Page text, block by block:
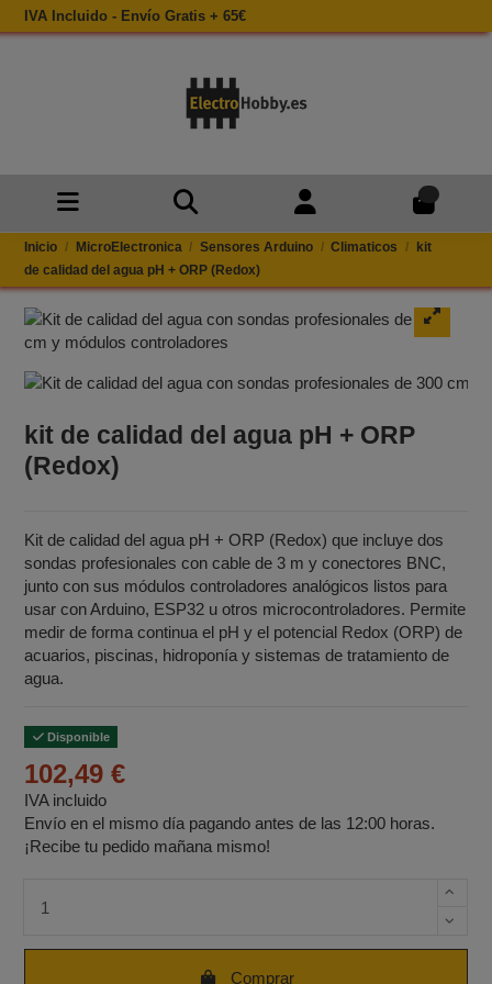
IVA Incluido - Envío Gratis + 65€
Inicio MicroElectronica Sensores Arduino Climaticos
kit
de calidad del agua pH + ORP (Redox)
kit de calidad del agua pH + ORP
(Redox)
Kit de calidad del agua pH + ORP (Redox) que incluye dos
sondas profesionales con cable de 3 m y conectores BNC,
junto con sus módulos controladores analógicos listos para
usar con Arduino, ESP32 u otros microcontroladores. Permite
medir de forma continua el pH y el potencial Redox (ORP) de
acuarios, piscinas, hidroponía y sistemas de tratamiento de
agua.
Disponible
102,49 €
IVA incluido
Envío en el mismo día pagando antes de las 12:00 horas.
¡Recibe tu pedido mañana mismo!
Comprar